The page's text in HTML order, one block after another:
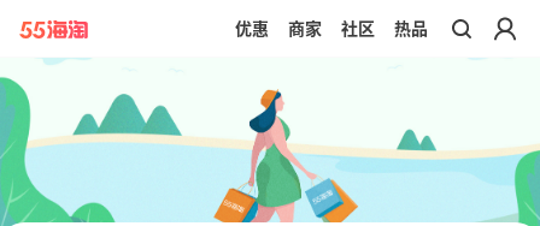
带你去官网买正品
优惠 商家 社区 热品